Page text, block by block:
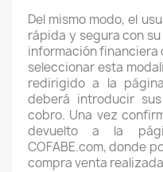
Del mismo modo, el
rápida y segura con
información financiera
seleccionar esta
redirigido a la
deberá introducir
cobro. Una vez
devuelto a la
COFABE.com, donde
compra venta